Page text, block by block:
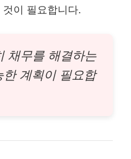
이 필요합니다.
채무를 해결하는
한 계획이 필요합